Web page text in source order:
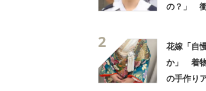
の？」 衝
2
花嫁「自
か」 着物
の手作り